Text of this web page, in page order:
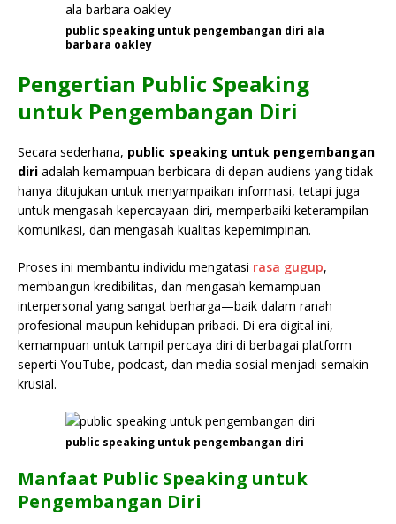
public speaking untuk pengembangan diri ala
barbara oakley
Pengertian Public Speaking
untuk Pengembangan Diri
Secara sederhana, public speaking untuk pengembangan
diri adalah kemampuan berbicara di depan audiens yang tidak
hanya ditujukan untuk menyampaikan informasi, tetapi juga
untuk mengasah kepercayaan diri, memperbaiki keterampilan
komunikasi, dan mengasah kualitas kepemimpinan.
Proses ini membantu individu mengatasi rasa gugup,
membangun kredibilitas, dan mengasah kemampuan
interpersonal yang sangat berharga—baik dalam ranah
profesional maupun kehidupan pribadi. Di era digital ini,
kemampuan untuk tampil percaya diri di berbagai platform
seperti YouTube, podcast, dan media sosial menjadi semakin
krusial.
public speaking untuk pengembangan diri
Manfaat Public Speaking untuk
Pengembangan Diri